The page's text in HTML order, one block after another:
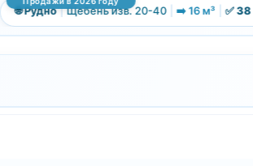
🌐 Рудно | Щебень изв. 20-40 | ➡️ 16 м³ | ✅ 38